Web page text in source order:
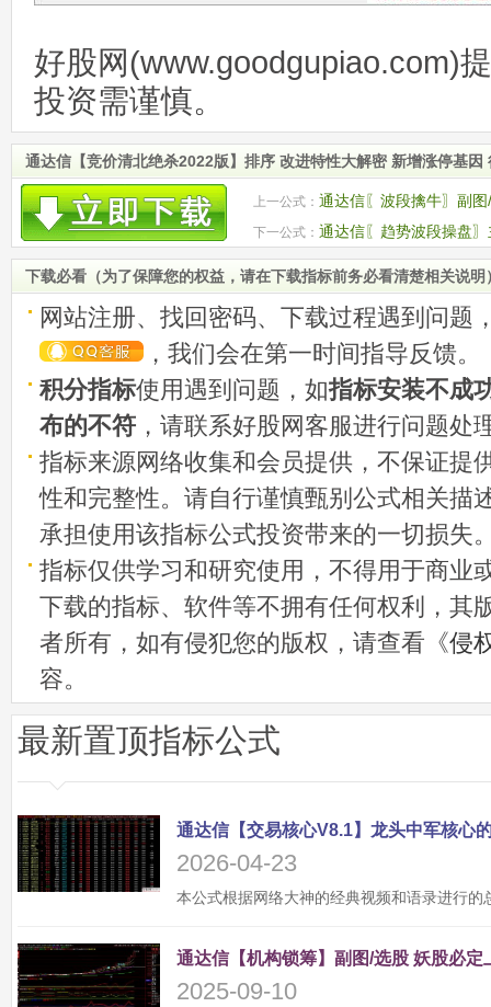
好股网(www.goodgupiao.com)
投资需谨慎。
通达信【竞价清北绝杀2022版】排序 改进特性大解密 新增涨停基因
上一公式： 通达信〖波段擒牛〗副
的复合型工具
下一公式： 通达信〖趋势波段操盘
下载必看（为了保障您的权益，请在下载指标前务必看清楚相关说明
网站注册、找回密码、下载过程遇到问题
，我们会在第一时间指导反馈。
积分指标使用遇到问题，如指标安装不成
布的不符 ，请联系好股网客服进行问题处
指标来源网络收集和会员提供，不保证提
性和完整性。请自行谨慎甄别公式相关描
承担使用该指标公式投资带来的一切损失
指标仅供学习和研究使用，不得用于商业
下载的指标、软件等不拥有任何权利，其
者所有，如有侵犯您的版权，请查看《侵
容。
最新置顶指标公式
2026-04-23
2025-09-10